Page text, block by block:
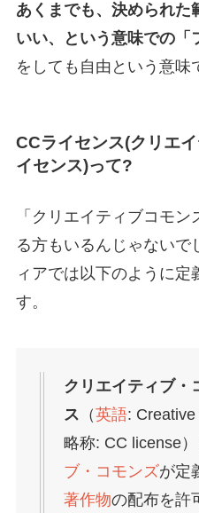
あくまでも、決められた
いい、という意味での「
をしても自由という意味
CCライセンス(クリエ
イセンス)って?
「クリエイティブコモ
る方もいるんじゃない
ィアでは以下のように定
す。
クリエイティブ・
ス （英語:
略称: CC license）
ブ・コモンズが定
著作物の配布を許